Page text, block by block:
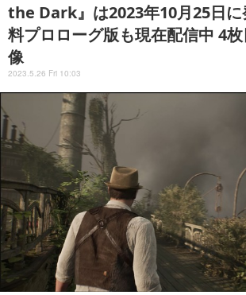
the Dark』は2023年10月25日に
料プロローグ版も現在配信中 4
像
2023.5.26 Fri 10:03